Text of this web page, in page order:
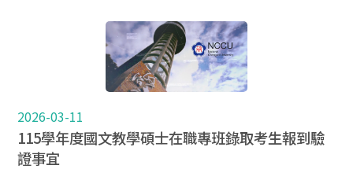
2026-03-11
115學年度國文教學碩士在職專班錄取考生報到驗
證事宜